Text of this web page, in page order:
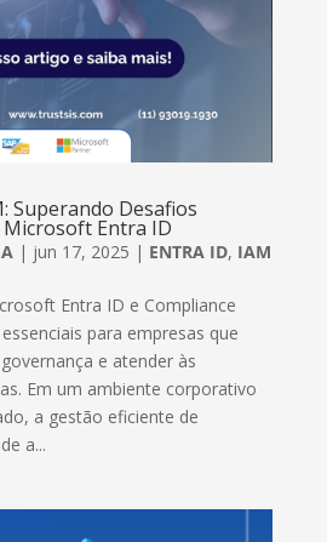
Superando Desafios
Entra ID
| jun 17, 2025 | ENTRA ID, IAM
Entra ID e Compliance
para empresas que
e atender às
Em um ambiente corporativo
a gestão eficiente de
a...